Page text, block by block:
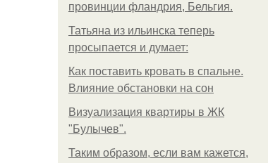
провинции фландрия, Бельгия.
Татьяна из ильинска теперь
просыпается и думает:
Как поставить кровать в спальне.
Влияние обстановки на сон
Визуализация квартиры в ЖК
"Булычев".
Таким образом, если вам кажется,